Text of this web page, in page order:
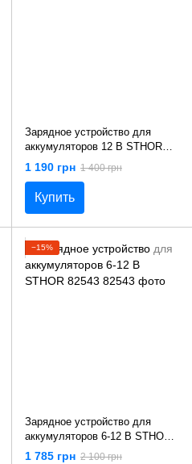
Зарядное устройство для
аккумуляторов 12 В STHOR
82542
1 190 грн 1 400 грн
Купить
−15%
Зарядное устройство для
аккумуляторов 6-12 В STHOR
82543
1 785 грн 2 100 грн